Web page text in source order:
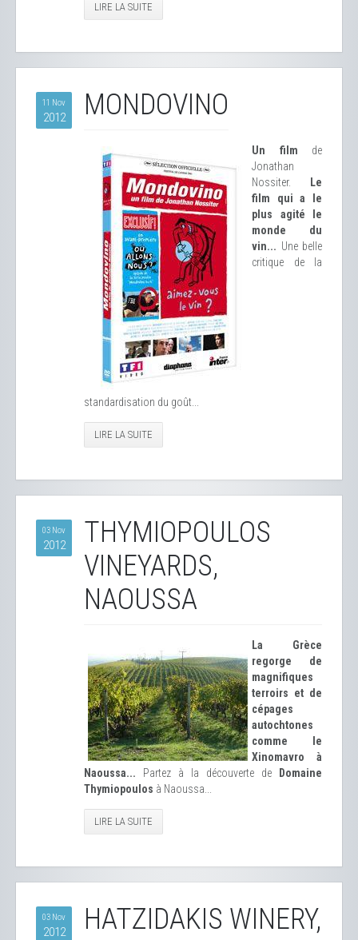
LIRE LA SUITE
11 Nov
2012 MONDOVINO
Un film de
Jonathan
Nossiter.
Le
film qui a le
plus agité le
monde du
vin... Une belle
critique de la
standardisation du goût...
LIRE LA SUITE
03 Nov
2012
THYMIOPOULOS
VINEYARDS,
NAOUSSA
La Grèce
regorge de
magnifiques
terroirs et de
cépages
autochtones
comme le
Xinomavro à
Naoussa... Partez à la découverte de
Domaine
Thymiopoulos à Naoussa...
LIRE LA SUITE
03 Nov
2012
HATZIDAKIS WINERY,